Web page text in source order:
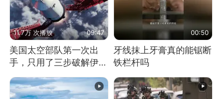
11.7万 次播放 09:47
美国太空部队第一次出
手，只用了三步破解伊朗
00:50
牙线抹上牙膏真的能锯断
铁栏杆吗